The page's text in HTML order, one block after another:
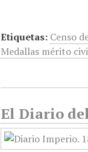
Etiquetas: Censo
Medallas mérito
El Diario